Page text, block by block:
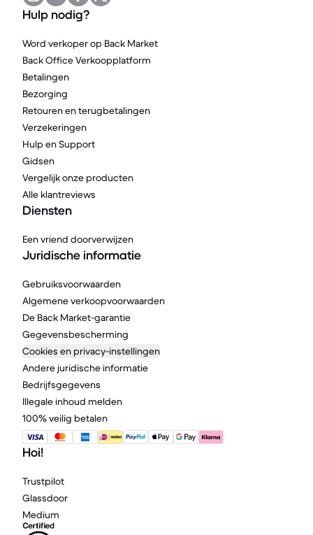
Hulp nodig?
Word verkoper op Back Market
Back Office Verkoopplatform
Betalingen
Bezorging
Retouren en terugbetalingen
Verzekeringen
Hulp en Support
Gidsen
Vergelijk onze producten
Alle klantreviews
Diensten
Een vriend doorverwijzen
Juridische informatie
Gebruiksvoorwaarden
Algemene verkoopvoorwaarden
De Back Market-garantie
Gegevensbescherming
Cookies en privacy-instellingen
Andere juridische informatie
Bedrijfsgegevens
Illegale inhoud melden
100% veilig betalen
Hoi!
Trustpilot
Glassdoor
Medium